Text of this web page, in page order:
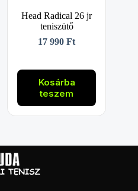
Head Radical 26 jr
teniszütő
17 990Ft
Kosárba
teszem